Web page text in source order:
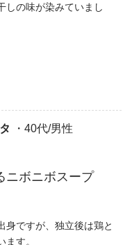
の味が染みていまし
・40代/男性
ニボニボスープ
身ですが、独立後は鶏と
す。